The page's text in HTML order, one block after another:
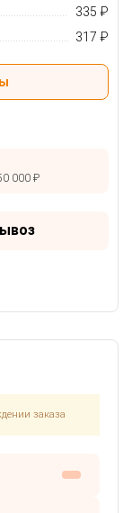
335 ₽
317 ₽
000 ₽
заказа